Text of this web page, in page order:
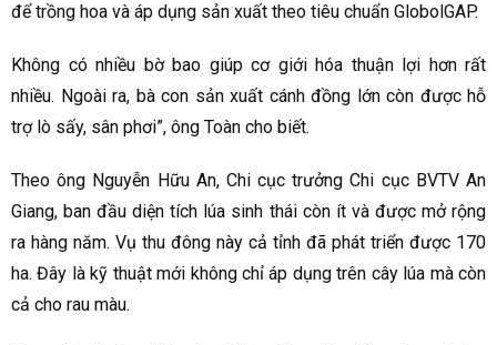
để trồng hoa và áp dụng sản xuất theo tiêu chuẩn GlobolGAP.
Không có nhiều bờ bao giúp cơ giới hóa thuận lợi hơn rất
nhiều. Ngoài ra, bà con sản xuất cánh đồng lớn còn được hỗ
trợ lò sấy, sân phơi”, ông Toàn cho biết.
Theo ông Nguyễn Hữu An, Chi cục trưởng Chi cục BVTV An
Giang, ban đầu diện tích lúa sinh thái còn ít và được mở rộng
ra hàng năm. Vụ thu đông này cả tỉnh đã phát triển được 170
ha. Đây là kỹ thuật mới không chỉ áp dụng trên cây lúa mà còn
cả cho rau màu.